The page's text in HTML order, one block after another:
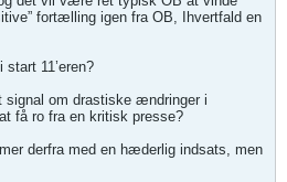
fortælling igen fra OB, Ihvertfald en
11’eren?
om drastiske ændringer i
få ro fra en kritisk presse?
derfra med en hæderlig indsats, men